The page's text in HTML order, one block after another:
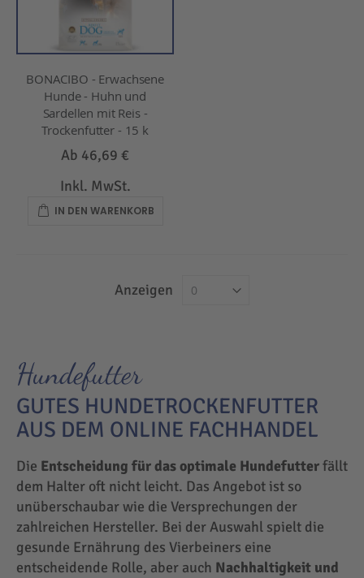
BONACIBO - Erwachsene
Hunde - Huhn und
Sardellen mit Reis -
Trockenfutter - 15 k
Ab 46,69 €
Inkl. MwSt.
IN DEN WARENKORB
Anzeigen
Hundefutter
GUTES HUNDETROCKENFUTTER
AUS DEM ONLINE FACHHANDEL
Die Entscheidung für das optimale Hundefutterfällt
dem Halter oft nicht leicht. Das Angebot ist so
unüberschaubar wie die Versprechungen der
zahlreichen Hersteller. Bei der Auswahl spielt die
gesunde Ernährung des Vierbeiners eine
entscheidende Rolle, aber auch Nachhaltigkeit und